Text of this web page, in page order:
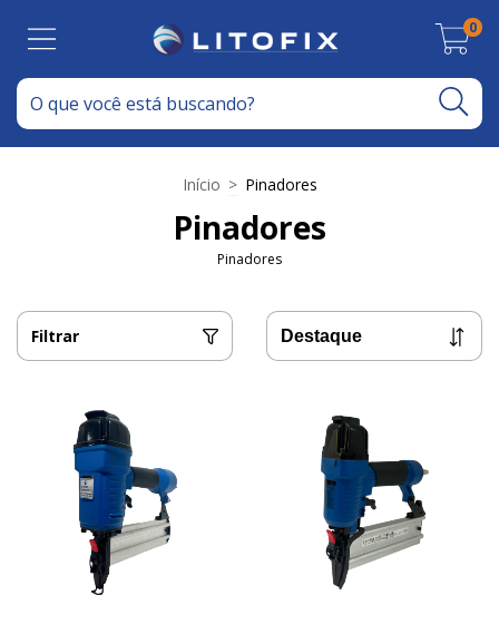
0
Início > Pinadores
Pinadores
Pinadores
Filtrar